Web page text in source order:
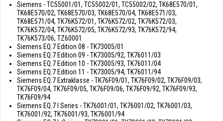
Siemens - TC55001/01, TC55002/01, TC55002/02, TK68E570/01,
TK68E570/02, TK68E570/03, TK68E570/04, TK68E571/03,
TK68E571/04, TK76K572/01, TK76K572/02, TK76K572/03,
TK76K572/04, TK76K572/05, TK76K572/93, TK76K572/94,
TK76K573/06, TZ60001
Siemens EQ.7 Edition 08 - TK73005/01
Siemens EQ.7 Edition 09 - TK73005/92, TK76011/03
Siemens EQ.7 Edition 10 - TK73005/93, TK76011/04
Siemens EQ.7 Edition 11 - TK73005/94, TK76011/94
Siemens EQ.7 Extraklasse - TK76F09/01, TK76F09/02, TK76F09/03,
TK76F09/04, TK76F09/05, TK76F09/06, TK76F09/92, TK76F09/93,
TK76F09/94
Siemens EQ.7 I Series - TK76001/01, TK76001/02, TK76001/03,
TK76001/92, TK76001/93, TK76001/94